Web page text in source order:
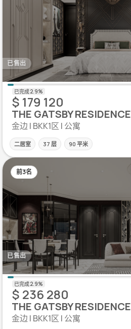
已售出
$ 179 120
THE GATSBY RESIDENCE
金边 | BKK1区 | 公寓
二居室 37 层 90 平米
前3名
已售出
$ 236 280
THE GATSBY RESIDENCE
金边 | BKK1区 | 公寓